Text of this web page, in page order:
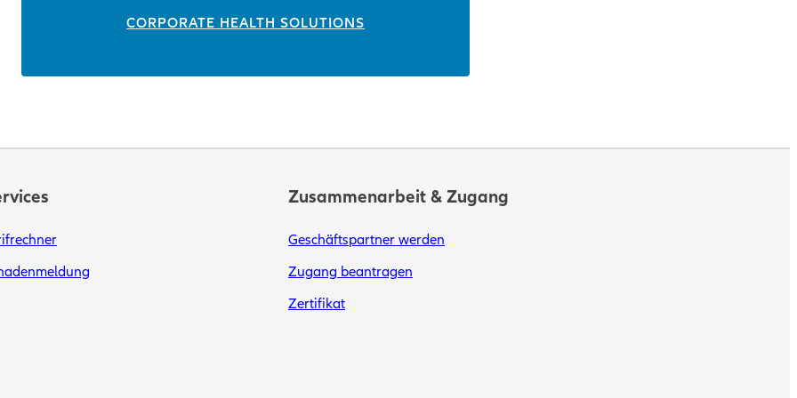
CORPORATE HEALTH SOLUTIONS
Zusammenarbeit & Zugang
Geschäftspartner werden
Zugang beantragen
Zertifikat